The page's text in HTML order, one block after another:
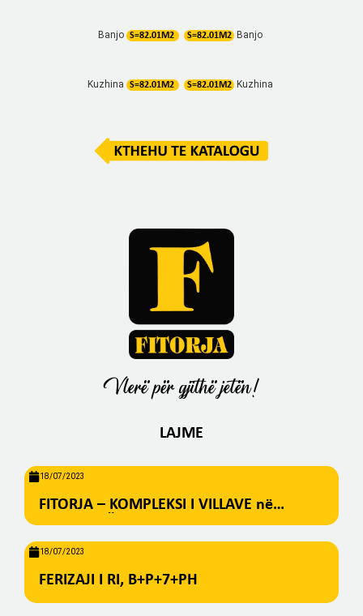
Banjo S=82.01M2
Kuzhina S=82.01M2
S=82.01M2 Banjo
S=82.01M2 Kuzhina
Vlerë për gjithë jetën!
LAJME
18/07/2023
FITORJA – KOMPLEKSI I VILLAVE në
BREZOVICË
18/07/2023
FERIZAJI I RI, B+P+7+PH